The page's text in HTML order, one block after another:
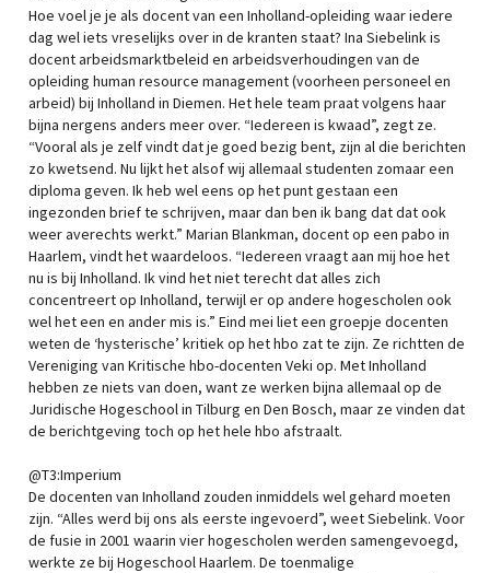
Hoe voel je je als docent van een Inholland-opleiding waar iedere
dag wel iets vreselijks over in de kranten staat? Ina Siebelink is
docent arbeidsmarktbeleid en arbeidsverhoudingen van de
opleiding human resource management (voorheen personeel en
arbeid) bij Inholland in Diemen. Het hele team praat volgens haar
bijna nergens anders meer over. “Iedereen is kwaad”, zegt ze.
“Vooral als je zelf vindt dat je goed bezig bent, zijn al die berichten
zo kwetsend. Nu lijkt het alsof wij allemaal studenten zomaar een
diploma geven. Ik heb wel eens op het punt gestaan een
ingezonden brief te schrijven, maar dan ben ik bang dat dat ook
weer averechts werkt.” Marian Blankman, docent op een pabo in
Haarlem, vindt het waardeloos. “Iedereen vraagt aan mij hoe het
nu is bij Inholland. Ik vind het niet terecht dat alles zich
concentreert op Inholland, terwijl er op andere hogescholen ook
wel het een en ander mis is.” Eind mei liet een groepje docenten
weten de ‘hysterische’ kritiek op het hbo zat te zijn. Ze richtten de
Vereniging van Kritische hbo-docenten Veki op. Met Inholland
hebben ze niets van doen, want ze werken bijna allemaal op de
Juridische Hogeschool in Tilburg en Den Bosch, maar ze vinden dat
de berichtgeving toch op het hele hbo afstraalt.
@T3:Imperium
De docenten van Inholland zouden inmiddels wel gehard moeten
zijn. “Alles werd bij ons als eerste ingevoerd”, weet Siebelink. Voor
de fusie in 2001 waarin vier hogescholen werden samengevoegd,
werkte ze bij Hogeschool Haarlem. De toenmalige